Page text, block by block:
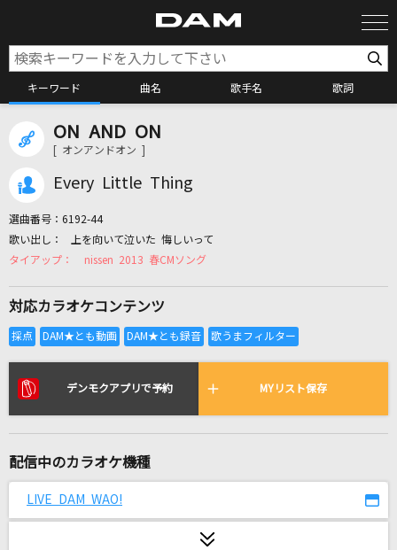
キーワード 曲名 歌手名 歌詞
カラオケ検索
カラオケ店舗検索
カラオケリクエスト
リアルタイムで歌われている曲の一覧
SOULSOUP
Ol' 55 [オール'55]
Tom Waits
ON AND ON
[ オンアンドオン ]
Every Little Thing
選曲番号： 6192-44
上を向いて泣いた 悔しいって
nissen 2013 春CMソング
対応カラオケコンテンツ
デンモクアプリで予約 MYリスト保存
配信中のカラオケ機種
LIVE DAM WAO!